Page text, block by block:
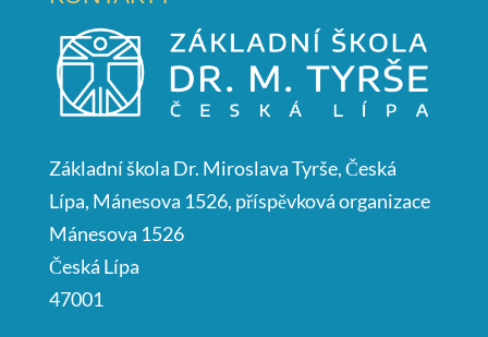
Základní škola Dr. Miroslava Tyrše, Česká
Lípa, Mánesova 1526, příspěvková organizace
Mánesova 1526
Česká Lípa
47001